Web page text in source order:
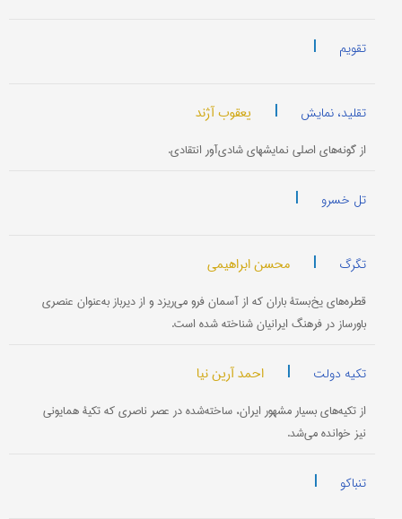
تقویم |
تقلید، نمایش | یعقوب آژند
از گونه‌های اصلی نمایشهای شادی‌آور انتقادی.
تل خسرو |
تگرگ | محسن ابراهیمی
قطره‌های یخ‌بستۀ باران که از آسمان فرو می‌ریزد و از دیرباز به‌عنوان عنصری
باورساز در فرهنگ ایرانیان شناخته شده است.
تکیه دولت | احمد آرین نیا
از تکیه‌های بسیار مشهور ایران، ساخته‌شده در عصر ناصری که تکیۀ همایونی
نیز خوانده می‌شد.
تنباکو |